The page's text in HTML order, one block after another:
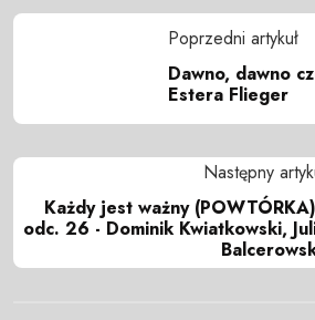
Poprzedni artykuł
Dawno, dawno
Estera Flieger
Następny
Każdy jest ważny
odc. 26 - Dominik Kwiatkowski,